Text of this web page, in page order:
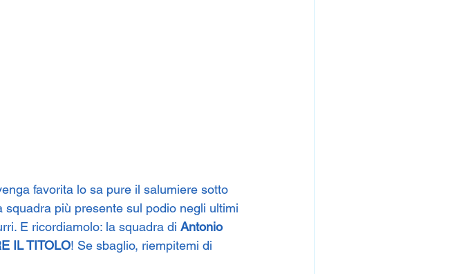
favorita lo sa pure il salumiere sotto
più presente sul podio negli ultimi
E ricordiamolo: la squadra di Antonio
IL TITOLO! Se sbaglio, riempitemi di